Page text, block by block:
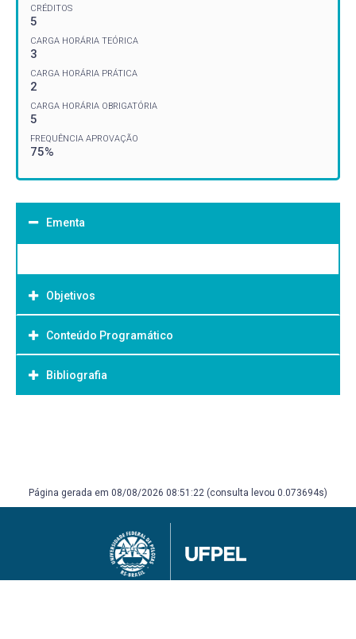
CRÉDITOS
5
CARGA HORÁRIA TEÓRICA
3
CARGA HORÁRIA PRÁTICA
2
CARGA HORÁRIA OBRIGATÓRIA
5
FREQUÊNCIA APROVAÇÃO
75%
Ementa
Objetivos
Objetivo Geral:
Conteúdo Programático
Bibliografia
Página gerada em 08/08/2026 08:51:22 (consulta levou 0.073694s)